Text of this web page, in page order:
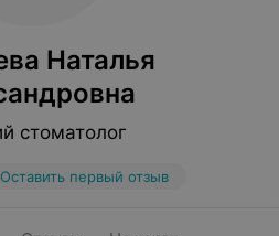
Наталья
стоматолог
Оставить первый отзыв